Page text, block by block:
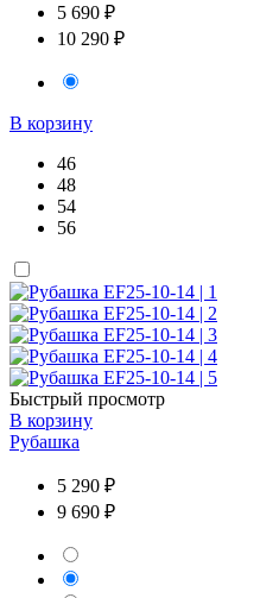
5 690 ₽
10 290 ₽
В корзину
46
48
54
56
Быстрый просмотр
В корзину
Рубашка
5 290 ₽
9 690 ₽